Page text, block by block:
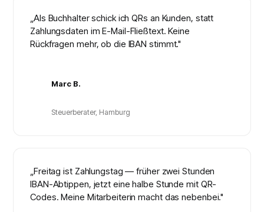
„Als Buchhalter schick ich QRs an Kunden, statt
Zahlungsdaten im E-Mail-Fließtext. Keine
Rückfragen mehr, ob die IBAN stimmt."
Marc B.
Steuerberater, Hamburg
„Freitag ist Zahlungstag — früher zwei Stunden
IBAN-Abtippen, jetzt eine halbe Stunde mit QR-
Codes. Meine Mitarbeiterin macht das nebenbei."